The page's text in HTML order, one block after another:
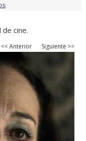
de cine.
<< Anterior Siguiente >>